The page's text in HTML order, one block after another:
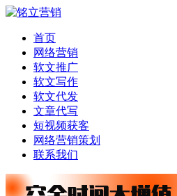
首页
网络营销
软文推广
软文写作
软文代发
文章代写
短视频获客
网络营销策划
联系我们